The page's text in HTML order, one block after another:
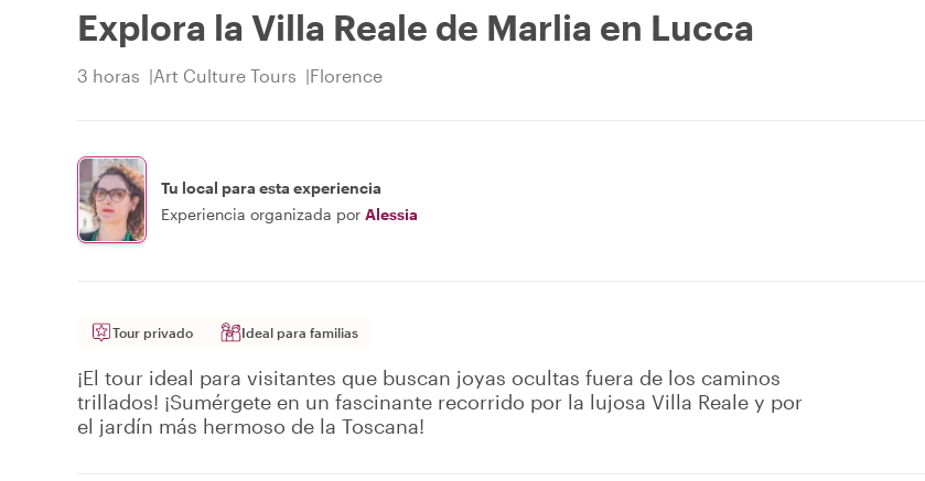
Explora la Villa Reale de Marlia en Lucca
3 horas Art Culture Tours Florence
Tu local para esta experiencia
Experiencia organizada por Alessia
Tour privado Ideal para familias
¡El tour ideal para visitantes que buscan joyas ocultas fuera de los caminos
trillados! ¡Sumérgete en un fascinante recorrido por la lujosa Villa Reale y por
el jardín más hermoso de la Toscana!